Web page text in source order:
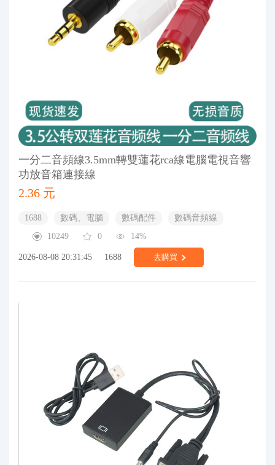
一分二音頻線3.5mm轉雙蓮花rca線電腦電視音響
功放音箱連接線
2.36 元
1688 數碼、電腦 數碼配件
數碼音頻線
10249
0 14%
2026-08-08 20:31:45 1688 去購買